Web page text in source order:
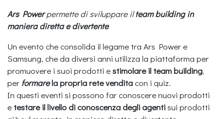
Ars Powerpermette di sviluppare ilteam building in
maniera diretta e divertente
Un evento che consolida il legame tra Ars Power e
Samsung, che da diversi anni utilizza la piattaforma per
promuovere i suoi prodotti estimolare il team building,
per formarela propria rete venditacon i quiz.
In questi eventi si possono far conoscere nuovi prodotti
e testare il livello di conoscenza degli agentisui prodotti